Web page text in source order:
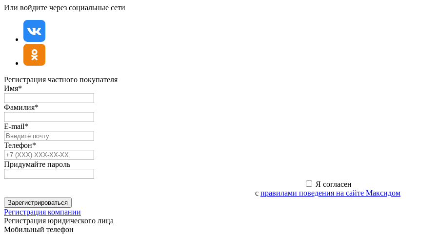
Или войдите через социальные сети
Регистрация частного покупателя
Имя*
Фамилия*
E-mail*
Телефон*
Придумайте пароль
Я согласен
с правилами поведения на сайте Максидом
Зарегистрироваться
Регистрация компании
Регистрация юридического лица
Мобильный телефон